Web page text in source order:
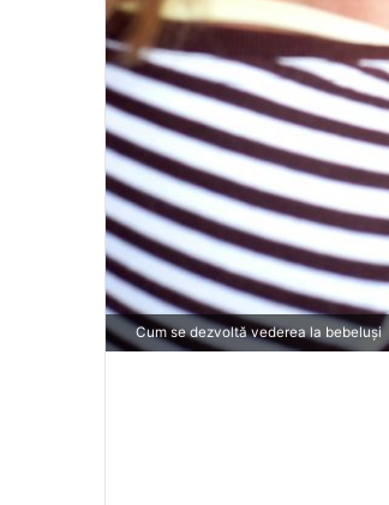
Cum se dezvoltă vederea la bebeluși